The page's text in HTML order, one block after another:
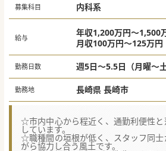
募集科目 内科系
給与
年収1,200万円～1,500
月収100万円～125万円
勤務日数 週5日～5.5日（月曜～
勤務地 長崎県 長崎市
☆市内中心から程近く、通勤利便性と
しています。
☆職種間の垣根が低く、スタッフ同士
がら協力し合う風土です。